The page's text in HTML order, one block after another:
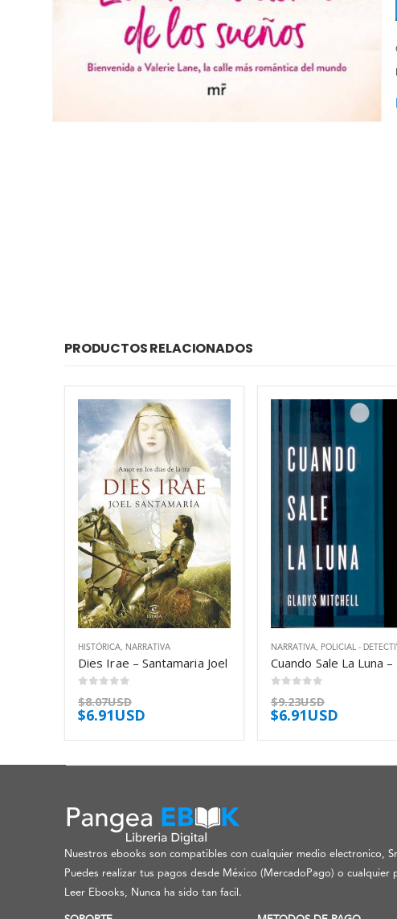
PRODUCTOS RELACIONADOS
HISTÓRICA NARRATIVA
Dies Irae – Santamaria Joel
$8.07USD
$6.91USD
NARRATIVA POLICIAL -
$9.23USD
$6.91USD
Nuestros ebooks son compatibles con cualquier medio electronico,
Puedes realizar tus pagos desde México (MercadoPago) o cualquier
Leer Ebooks, Nunca ha sido tan facil.